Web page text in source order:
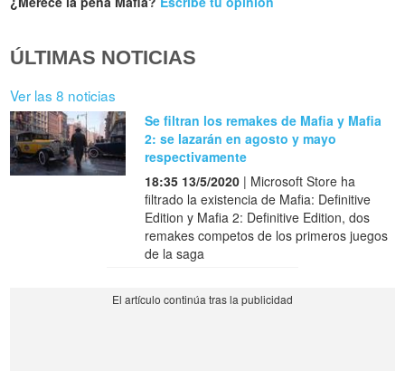
ÚLTIMAS NOTICIAS
Ver las 8 noticias
Se filtran los remakes de Mafia y Mafia
2: se lazarán en agosto y mayo
respectivamente
18:35 13/5/2020 | Microsoft Store ha
filtrado la existencia de Mafia: Definitive
Edition y Mafia 2: Definitive Edition, dos
remakes competos de los primeros juegos
de la saga